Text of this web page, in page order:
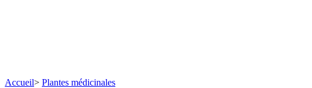
Accueil> Plantes médicinales